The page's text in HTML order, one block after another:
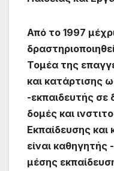
Από το 1997
Τομέα της
και κατάρτισης
-εκπαιδευτής σε
δομές και
Εκπαίδευσης
είναι
μέσης